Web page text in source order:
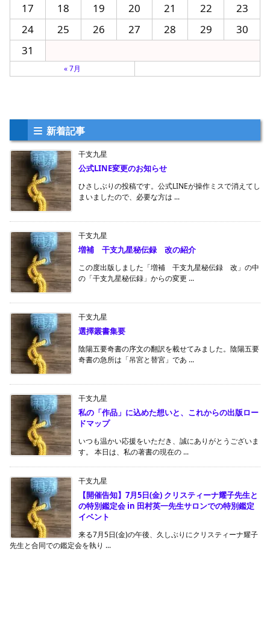
17
18 19 20 21 22
23
24
25 26 27 28 29
30
31
« 7月
新着記事
干支九星
公式LINE変更のお知らせ
ひさしぶりの投稿です。公式LINEが操作ミスで消えてし
まいましたので、必要な方は ...
干支九星
増補 干支九星秘伝録 改の紹介
この度出版しました「増補 干支九星秘伝録 改」の中
の「干支九星秘伝録」からの変更 ...
干支九星
選擇叢書集要
陰陽五要奇書の序文の翻訳を載せてみました。陰陽五要
奇書の急所は「吊宮と替宮」であ ...
干支九星
私の「作品」に込めた想いと、これからの出版ロー
ドマップ
いつも温かい応援をいただき、誠にありがとうございま
す。 本日は、私の著書の現在の ...
干支九星
【開催告知】7月5日(金) クリスティーナ耀子先生と
の特別鑑定会 in 田村英一先生サロンでの特別鑑定
イベント
来る7月5日(金)の午後、久しぶりにクリスティーナ耀子
先生と合同での鑑定会を執り ...